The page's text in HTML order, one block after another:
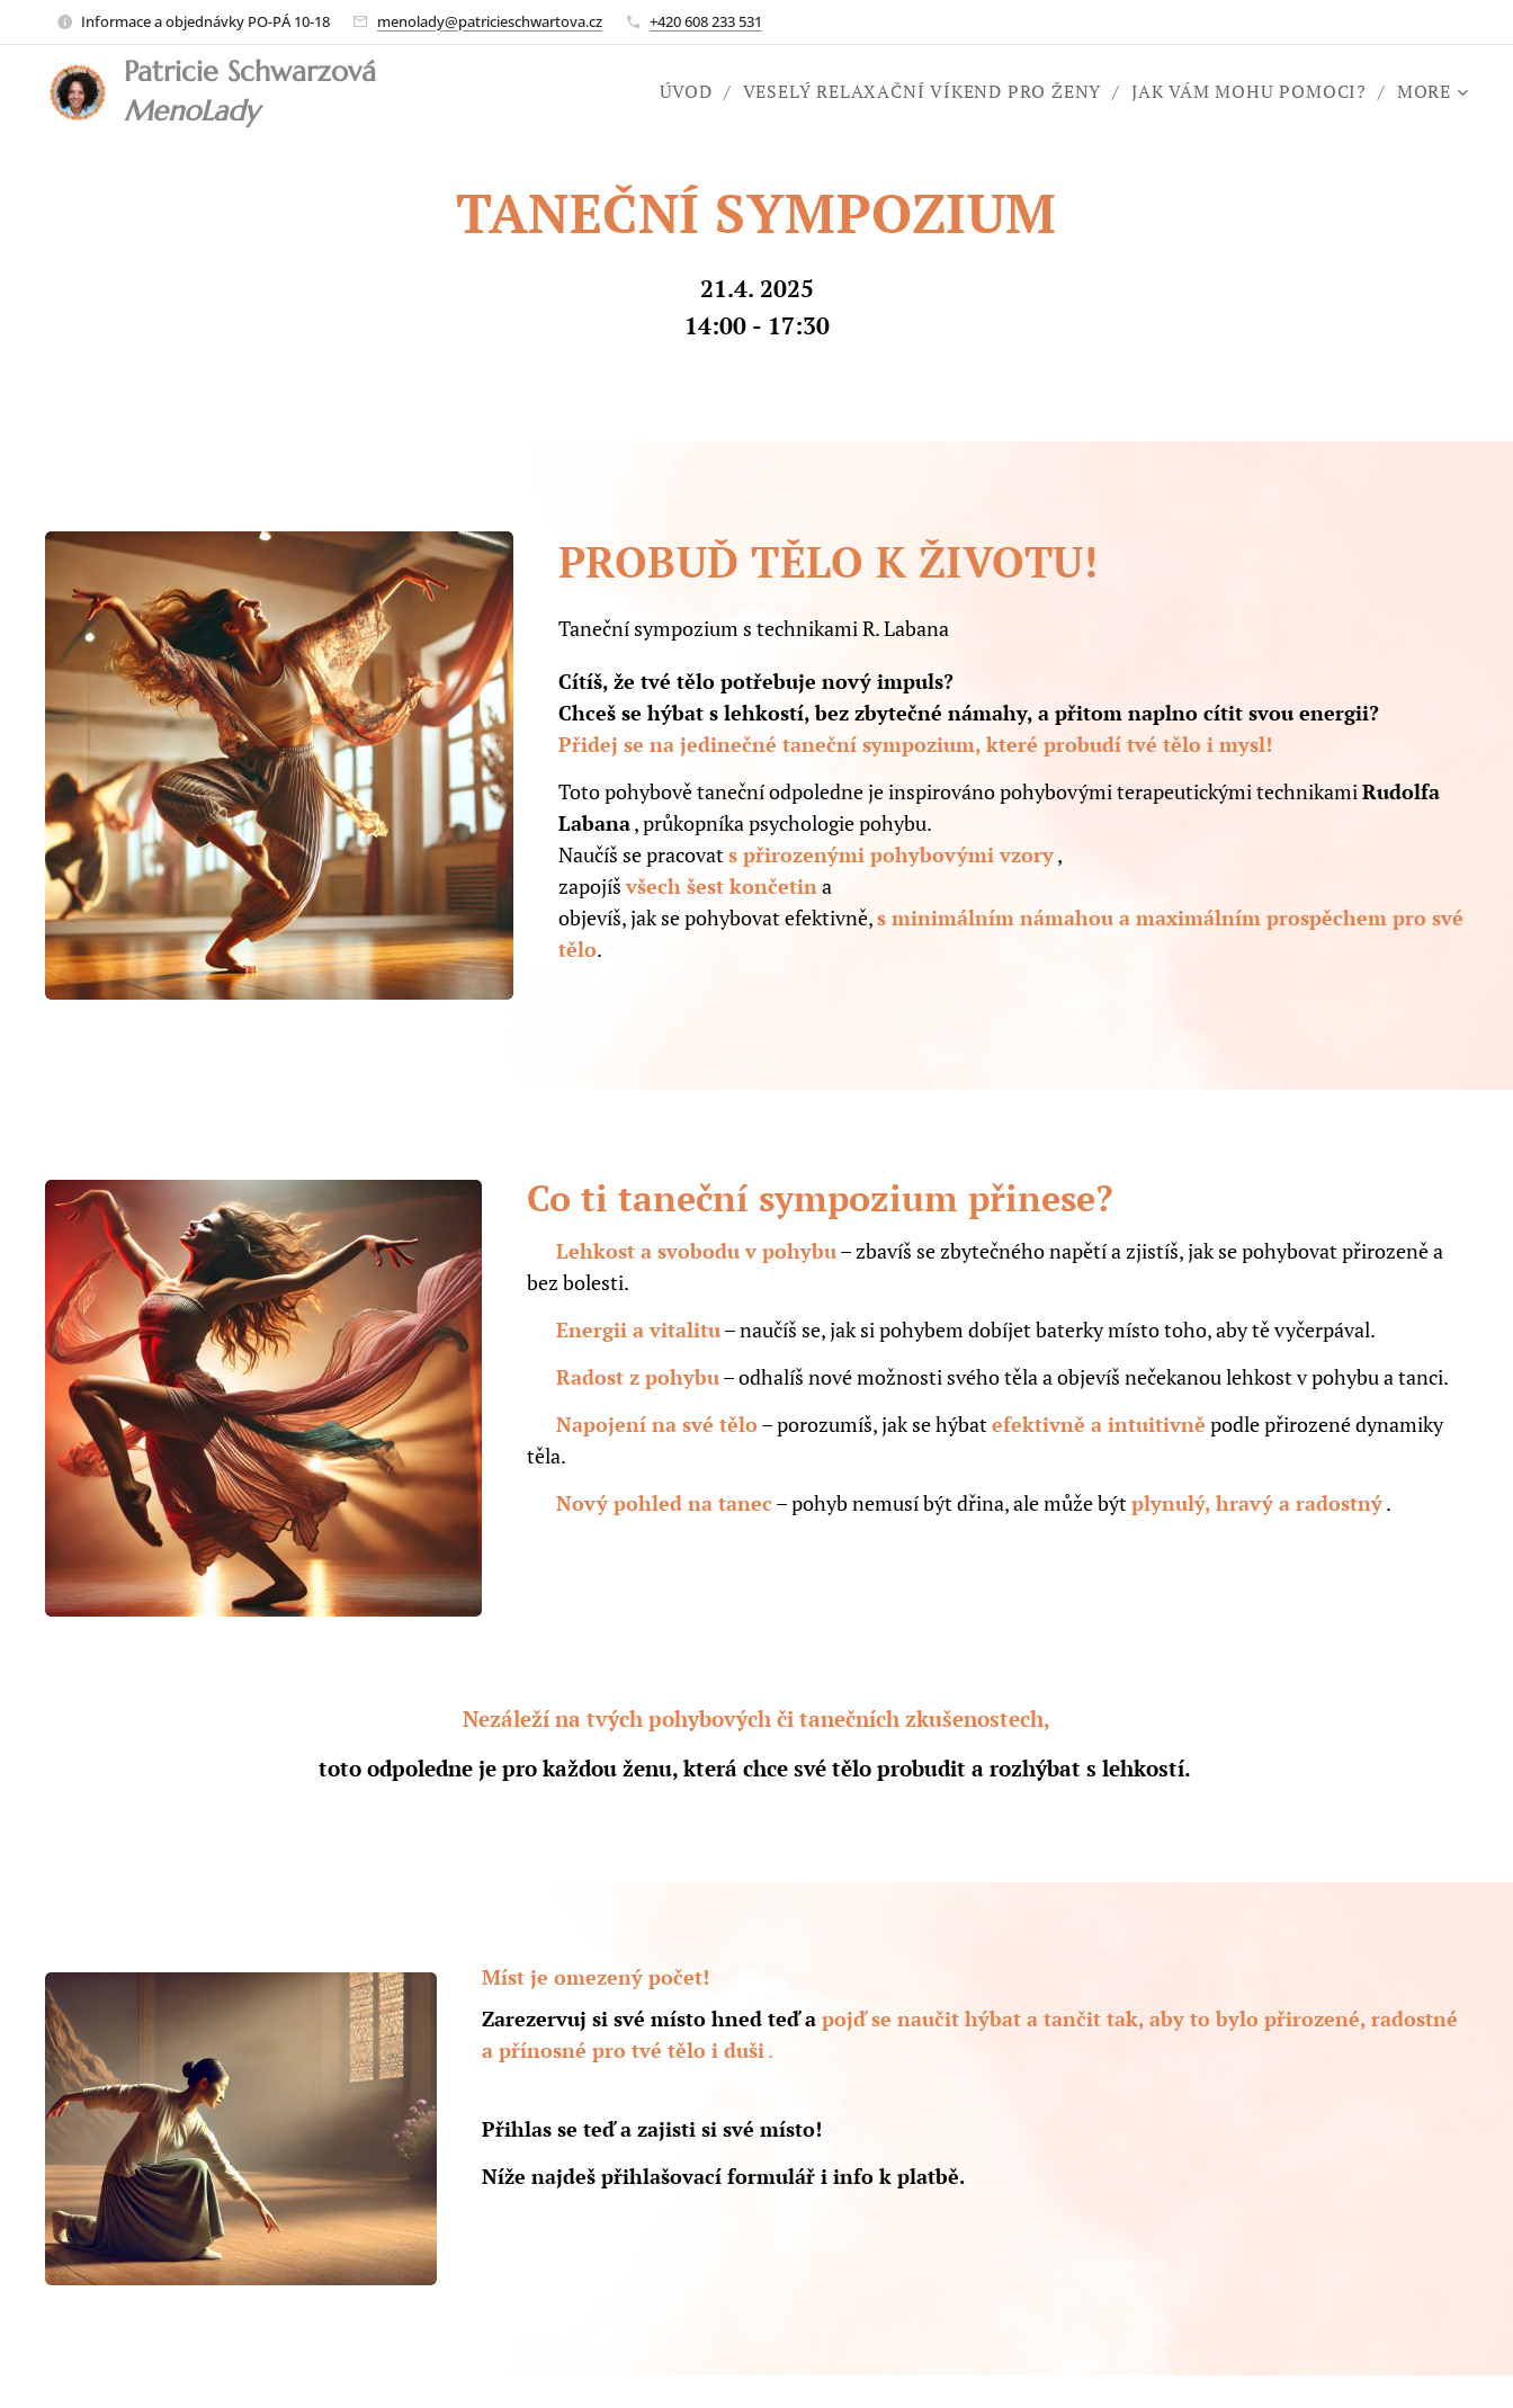
Informace a objednávky PO-PÁ 10-18 menolady@patricieschwartova.cz +420 608 233 531
Patricie Schwarzová
MenoLady
ÚVOD VESELÝ RELAXAČNÍ VÍKEND PRO ŽENY JAK VÁM MOHU POMOCI? MORE
TANEČNÍ SYMPOZIUM
21.4. 2025
14:00 - 17:30
PROBUĎ TĚLO K ŽIVOTU!
Taneční sympozium s technikami R. Labana
Cítíš, že tvé tělo potřebuje nový impuls?
Chceš se hýbat s lehkostí, bez zbytečné námahy, a přitom naplno cítit svou energii?
Přidej se na jedinečné taneční sympozium, které probudí tvé tělo i mysl!
Toto pohybově taneční odpoledne je inspirováno pohybovými terapeutickými technikamiRudolfa
Labana, průkopníka psychologie pohybu.
Naučíš se pracovats přirozenými pohybovými vzory,
zapojíšvšech šest končetina
objevíš, jak se pohybovat efektivně,s minimálním námahou a maximálním prospěchem pro své
tělo.
Co ti taneční sympozium přinese?
Lehkost a svobodu v pohybu– zbavíš se zbytečného napětí a zjistíš, jak se pohybovat přirozeně a
bez bolesti.
Energii a vitalitu– naučíš se, jak si pohybem dobíjet baterky místo toho, aby tě vyčerpával.
Radost z pohybu– odhalíš nové možnosti svého těla a objevíš nečekanou lehkost v pohybu a tanci.
Napojení na své tělo – porozumíš, jak se hýbatefektivně a intuitivně podle přirozené dynamiky
těla.
Nový pohled na tanec – pohyb nemusí být dřina, ale může býtplynulý, hravý a radostný.
Nezáleží na tvých pohybových či tanečních zkušenostech,
toto odpoledne je pro každou ženu, která chce své tělo probudit a rozhýbat s lehkostí.
Míst je omezený počet!
Zarezervuj si své místo hned teď apojď se naučit hýbat a tančit tak, aby to bylo přirozené, radostné
a přínosné pro tvé tělo i duši .
Přihlas se teď a zajisti si své místo!
Níže najdeš přihlašovací formulář i info k platbě.